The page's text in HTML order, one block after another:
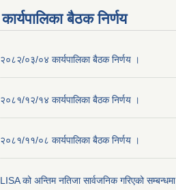
कार्यपालिका बैठक निर्णय
२०८२/०३/०४ कार्यपालिका बैठक निर्णय ।
२०८१/१२/१४ कार्यपालिका बैठक निर्णय ।
२०८१/११/०८ कार्यपालिका बैठक निर्णय ।
LISA को अन्तिम नतिजा सार्वजनिक गरिएको सम्बन्धमा